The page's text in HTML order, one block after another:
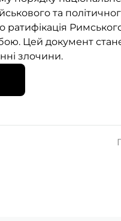
та
ратифікація
Цей документ
злочини.